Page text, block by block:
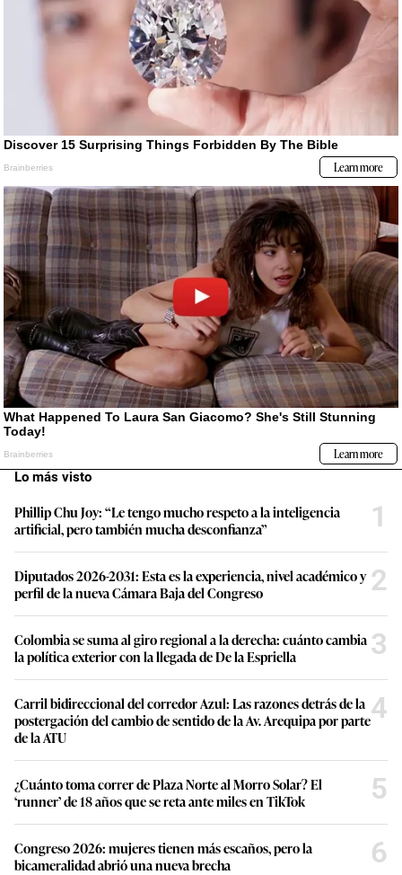
Lo más visto
Phillip Chu Joy: “Le tengo mucho respeto a la inteligencia
artificial, pero también mucha desconfianza”
1
Diputados 2026-2031: Esta es la experiencia, nivel académico y
perfil de la nueva Cámara Baja del Congreso
2
Colombia se suma al giro regional a la derecha: cuánto cambia
la política exterior con la llegada de De la Espriella
3
Carril bidireccional del corredor Azul: Las razones detrás de la
postergación del cambio de sentido de la Av. Arequipa por parte
de la ATU
4
¿Cuánto toma correr de Plaza Norte al Morro Solar? El
‘runner’ de 18 años que se reta ante miles en TikTok
5
Congreso 2026: mujeres tienen más escaños, pero la
bicameralidad abrió una nueva brecha
6